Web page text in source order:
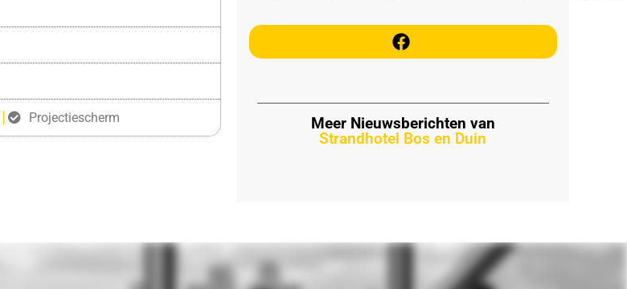
Projectiescherm
Meer Nieuwsberichten van
Strandhotel Bos en Duin